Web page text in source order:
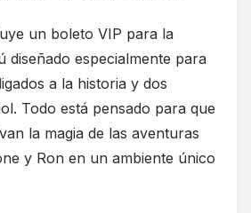
un boleto VIP para la
diseñado especialmente para
a la historia y dos
Todo está pensado para que
la magia de las aventuras
y Ron en un ambiente único